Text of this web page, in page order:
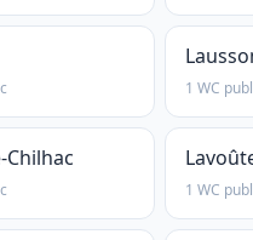
1 WC
Chilhac
1 WC